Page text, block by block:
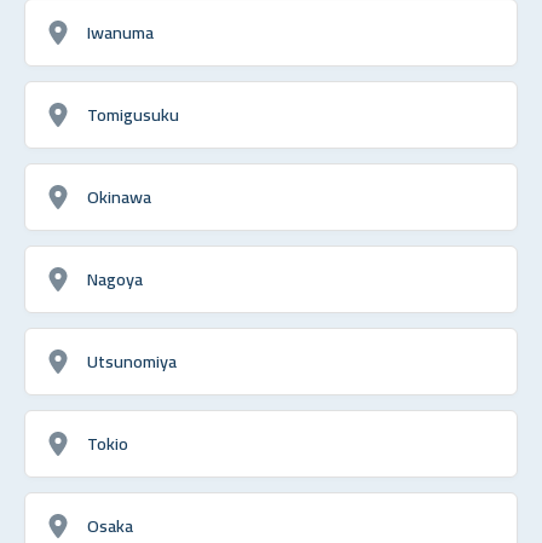
Iwanuma
Tomigusuku
Okinawa
Nagoya
Utsunomiya
Tokio
Osaka